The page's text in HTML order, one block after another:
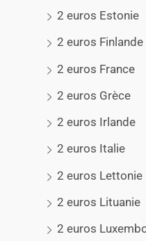
2 euros Estonie
2 euros Finlande
2 euros France
2 euros Grèce
2 euros Irlande
2 euros Italie
2 euros Lettonie
2 euros Lituanie
2 euros